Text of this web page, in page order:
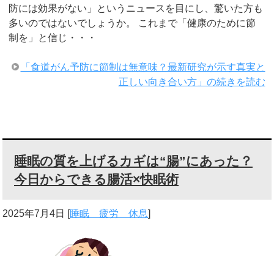
防には効果がない」というニュースを目にし、驚いた方も
多いのではないでしょうか。 これまで「健康のために節
制を」と信じ・・・
「食道がん予防に節制は無意味？最新研究が示す真実と
正しい向き合い方」の続きを読む
睡眠の質を上げるカギは“腸”にあった？
今日からできる腸活×快眠術
2025年7月4日 [睡眠 疲労 休息]